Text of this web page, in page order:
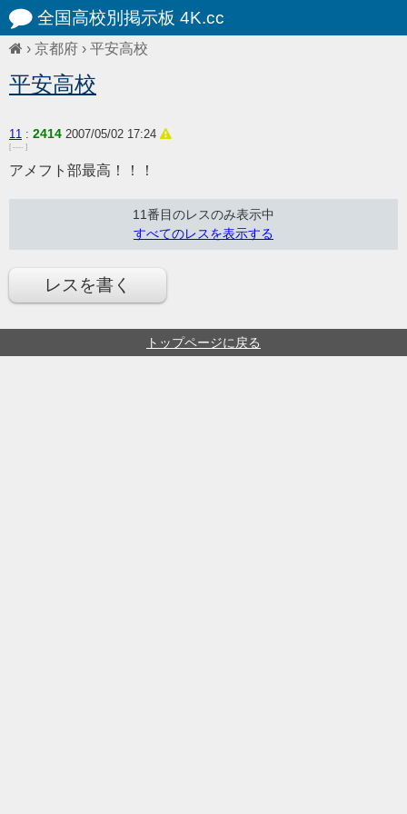
全国高校別掲示板 4K.cc
› 京都府 › 平安高校
平安高校
11 : 2414 2007/05/02 17:24
[ ---- ]
アメフト部最高！！！
11番目のレスのみ表示中
すべてのレスを表示する
レスを書く
トップページに戻る